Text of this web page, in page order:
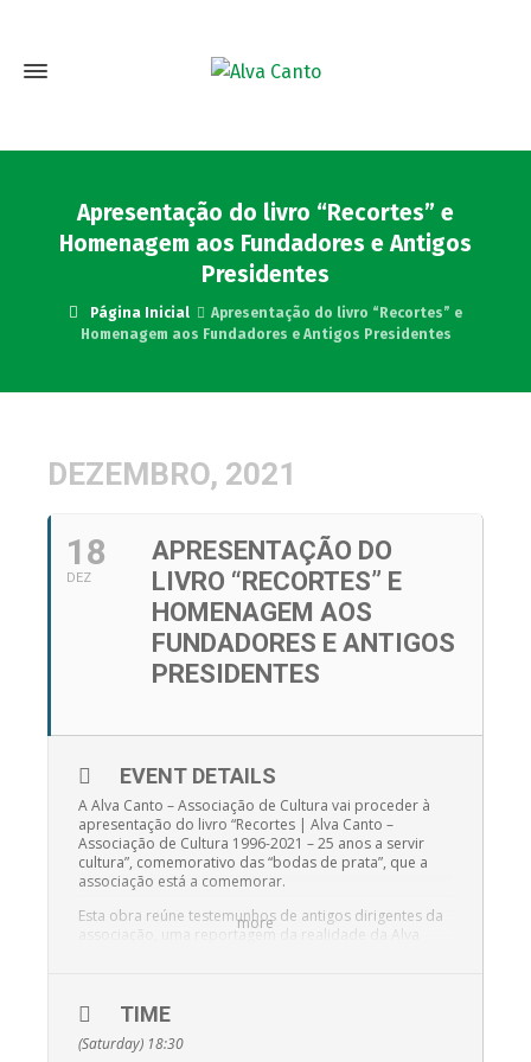
Apresentação do livro “Recortes” e
Homenagem aos Fundadores e Antigos
Presidentes
Página Inicial
Apresentação do livro “Recortes” e
Homenagem aos Fundadores e Antigos Presidentes
DEZEMBRO, 2021
18
DEZ
APRESENTAÇÃO DO
LIVRO “RECORTES” E
HOMENAGEM AOS
FUNDADORES E ANTIGOS
PRESIDENTES
more
EVENT DETAILS
A Alva Canto – Associação de Cultura vai proceder à
apresentação do livro “Recortes | Alva Canto –
Associação de Cultura 1996-2021 – 25 anos a servir
cultura”, comemorativo das “bodas de prata”, que a
associação está a comemorar.
Esta obra reúne testemunhos de antigos dirigentes da
associação, uma reportagem da realidade da Alva
DVD de um concerto do Coral Alva Canto, com
Alvaiázere.
TIME
(Saturday) 18:30